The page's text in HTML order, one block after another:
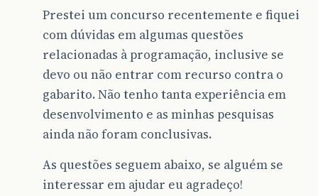
Prestei um concurso recentemente e fiquei
com dúvidas em algumas questões
relacionadas à programação, inclusive se
devo ou não entrar com recurso contra o
gabarito. Não tenho tanta experiência em
desenvolvimento e as minhas pesquisas
ainda não foram conclusivas.
As questões seguem abaixo, se alguém se
interessar em ajudar eu agradeço!